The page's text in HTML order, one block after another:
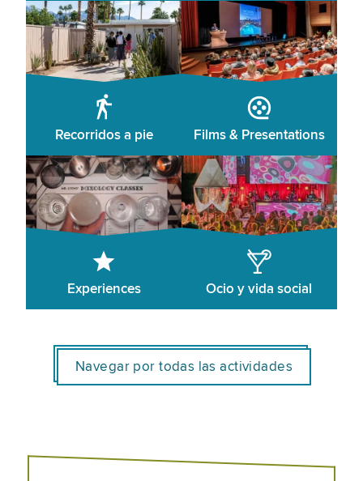
Recorridos a pie Films & Presentations
Experiences Ocio y vida social
Navegar por todas las actividades